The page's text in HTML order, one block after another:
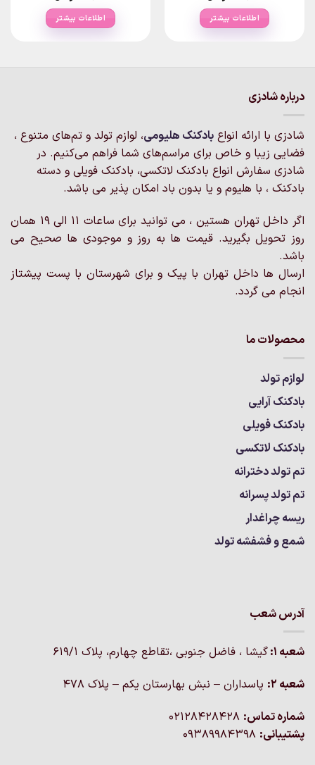
اطلاعات بیشتر اطلاعات بیشتر
درباره شادزی
شادزی با ارائه انواع بادکنک‌ هلیومی، لوازم تولد و تم‌های متنوع ،
فضایی زیبا و خاص برای مراسم‌های شما فراهم می‌کنیم. در
شادزی سفارش انواع بادکنک لاتکسی، بادکنک فویلی و دسته
بادکنک ، با هلیوم و یا بدون باد امکان پذیر می باشد.
اگر داخل تهران هستین ، می توانید برای ساعات 11 الی 19 همان
روز تحویل بگیرید. قیمت ها به روز و موجودی ها صحیح می
باشد.
ارسال ها داخل تهران با پیک و برای شهرستان با پست پیشتاز
انجام می گردد.
محصولات ما
لوازم تولد
بادکنک آرایی
بادکنک فویلی
بادکنک لاتکسی
تم تولد دخترانه
تم تولد پسرانه
ریسه چراغدار
شمع و فشفشه تولد
آدرس شعب
شعبه 1:
گيشا ، فاضل جنوبی ،تقاطع چهارم، پلاک 619/1
شعبه 2:
پاسداران – نبش بهارستان یکم – پلاک ۴۷۸
شماره تماس:
پشتیبانی: